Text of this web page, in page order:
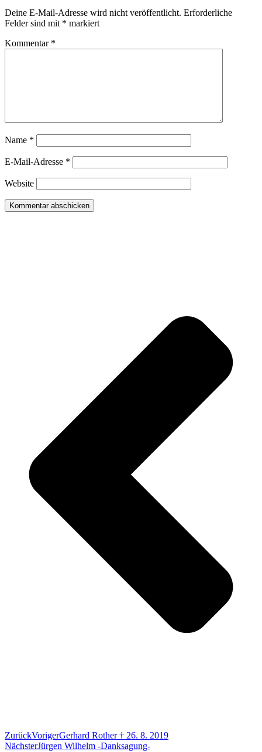
Deine E-Mail-Adresse wird nicht veröffentlicht. Erforderliche
Felder sind mit * markiert
Kommentar *
Name *
E-Mail-Adresse *
Website
ZurückVorigerGerhard Rother † 26. 8. 2019
NächsterJürgen Wilhelm -Danksagung-